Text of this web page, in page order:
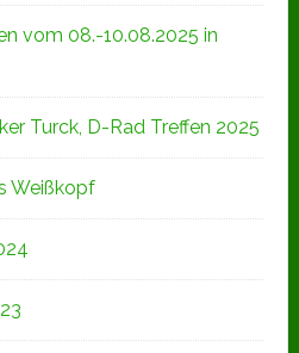
vom 08.-10.08.2025 in
Turck, D-Rad Treffen 2025
Weißkopf